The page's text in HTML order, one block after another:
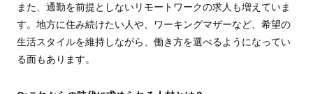
また、通勤を前提としないリモートワークの求人も増えていま
す。地方に住み続けたい人や、ワーキングマザーなど、希望の
生活スタイルを維持しながら、働き方を選べるようになってい
る面もあります。